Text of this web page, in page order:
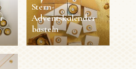
Stern-
Adventskalender​
basteln